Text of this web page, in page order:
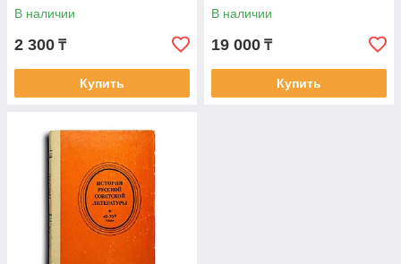
В наличии
2 300 ₸
Купить
В наличии
19 000 ₸
Купить